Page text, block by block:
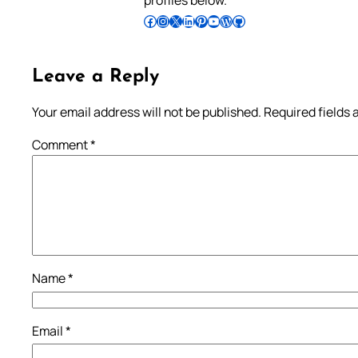
Follow Pradeep on Facebook Follow Pradeep on InstagramFollow Pradeep on X Follow Pradeep on LinkedIn Follow Pradeep on Pinterest Subscribe to Pradeep’s Youtube Channel Follow Pradeep on WordPress Follow Pradeep on GitHub
Leave a Reply
Your email address will not be published. Required fields
Comment*
Name*
Email*